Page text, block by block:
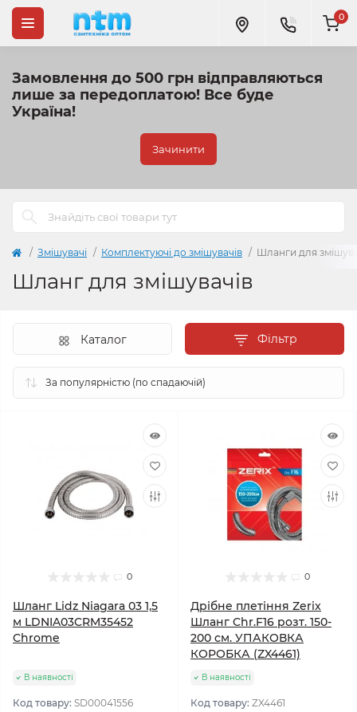
Замовлення до 500 грн відправляються
лише за передоплатою! Все буде
Україна!
Зачинити
0
Змішувачі Комплектуючі до змішувачів Шланги для
Шланг для змішувачів
Фільтр
Каталог
0
Шланг Lidz Niagara 03 1,5
м LDNIA03CRM35452
Chrome
В наявності
Код товару: SD00041556
0
Дрібне плетіння Zerix
Шланг Chr.F16 розт. 150-
200 см. УПАКОВКА
КОРОБКА (ZX4461)
В наявності
Код товару: ZX4461